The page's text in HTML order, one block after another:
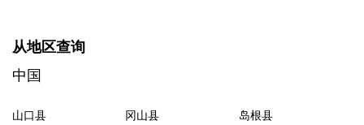
从地区查询
中国
山口县 冈山县
岛根县